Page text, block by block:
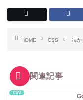
HOME CSS 端か
関連記事
CSS